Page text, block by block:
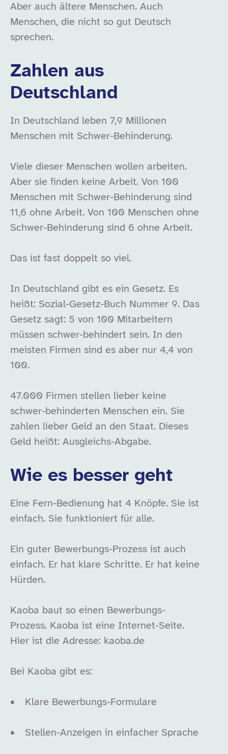
Aber auch ältere Menschen. Auch
Menschen, die nicht so gut Deutsch
sprechen.
Zahlen aus
Deutschland
In Deutschland leben 7,9 Millionen
Menschen mit Schwer-Behinderung.
Viele dieser Menschen wollen arbeiten.
Aber sie finden keine Arbeit. Von 100
Menschen mit Schwer-Behinderung sind
11,6 ohne Arbeit. Von 100 Menschen ohne
Schwer-Behinderung sind 6 ohne Arbeit.
Das ist fast doppelt so viel.
In Deutschland gibt es ein Gesetz. Es
heißt: Sozial-Gesetz-Buch Nummer 9. Das
Gesetz sagt: 5 von 100 Mitarbeitern
müssen schwer-behindert sein. In den
meisten Firmen sind es aber nur 4,4 von
100.
47.000 Firmen stellen lieber keine
schwer-behinderten Menschen ein. Sie
zahlen lieber Geld an den Staat. Dieses
Geld heißt: Ausgleichs-Abgabe.
Wie es besser geht
Eine Fern-Bedienung hat 4 Knöpfe. Sie ist
einfach. Sie funktioniert für alle.
Ein guter Bewerbungs-Prozess ist auch
einfach. Er hat klare Schritte. Er hat keine
Hürden.
Kaoba baut so einen Bewerbungs-
Prozess. Kaoba ist eine Internet-Seite.
Hier ist die Adresse: kaoba.de
Bei Kaoba gibt es:
• Klare Bewerbungs-Formulare
• Stellen-Anzeigen in einfacher Sprache